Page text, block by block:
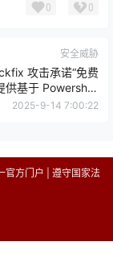
0 0
安全威胁
攻击承诺“免费
供基于 Powershell
的恶意软件
2025-9-14 7:00:22
官方门户 | 遵守国家法